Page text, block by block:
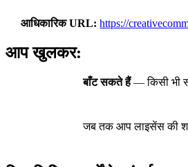
आधिकारिक URL https://
आप खुलकर:
बाँट सकते हैं— किसी भी
जब तक आप लाइसेंस की